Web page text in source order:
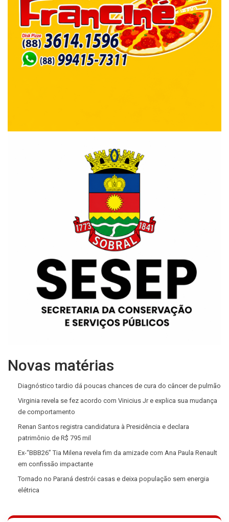
Novas matérias
Diagnóstico tardio dá poucas chances de cura do câncer de pulmão
Virginia revela se fez acordo com Vinicius Jr e explica sua mudança
de comportamento
Renan Santos registra candidatura à Presidência e declara
patrimônio de R$ 795 mil
Ex-“BBB26” Tia Milena revela fim da amizade com Ana Paula Renault
em confissão impactante
Tornado no Paraná destrói casas e deixa população sem energia
elétrica